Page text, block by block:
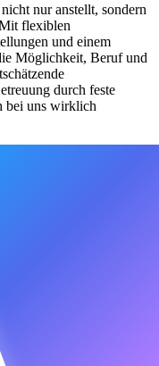
nur anstellt, sondern
flexiblen
und einem
Möglichkeit, Beruf und
durch feste
bei uns wirklich